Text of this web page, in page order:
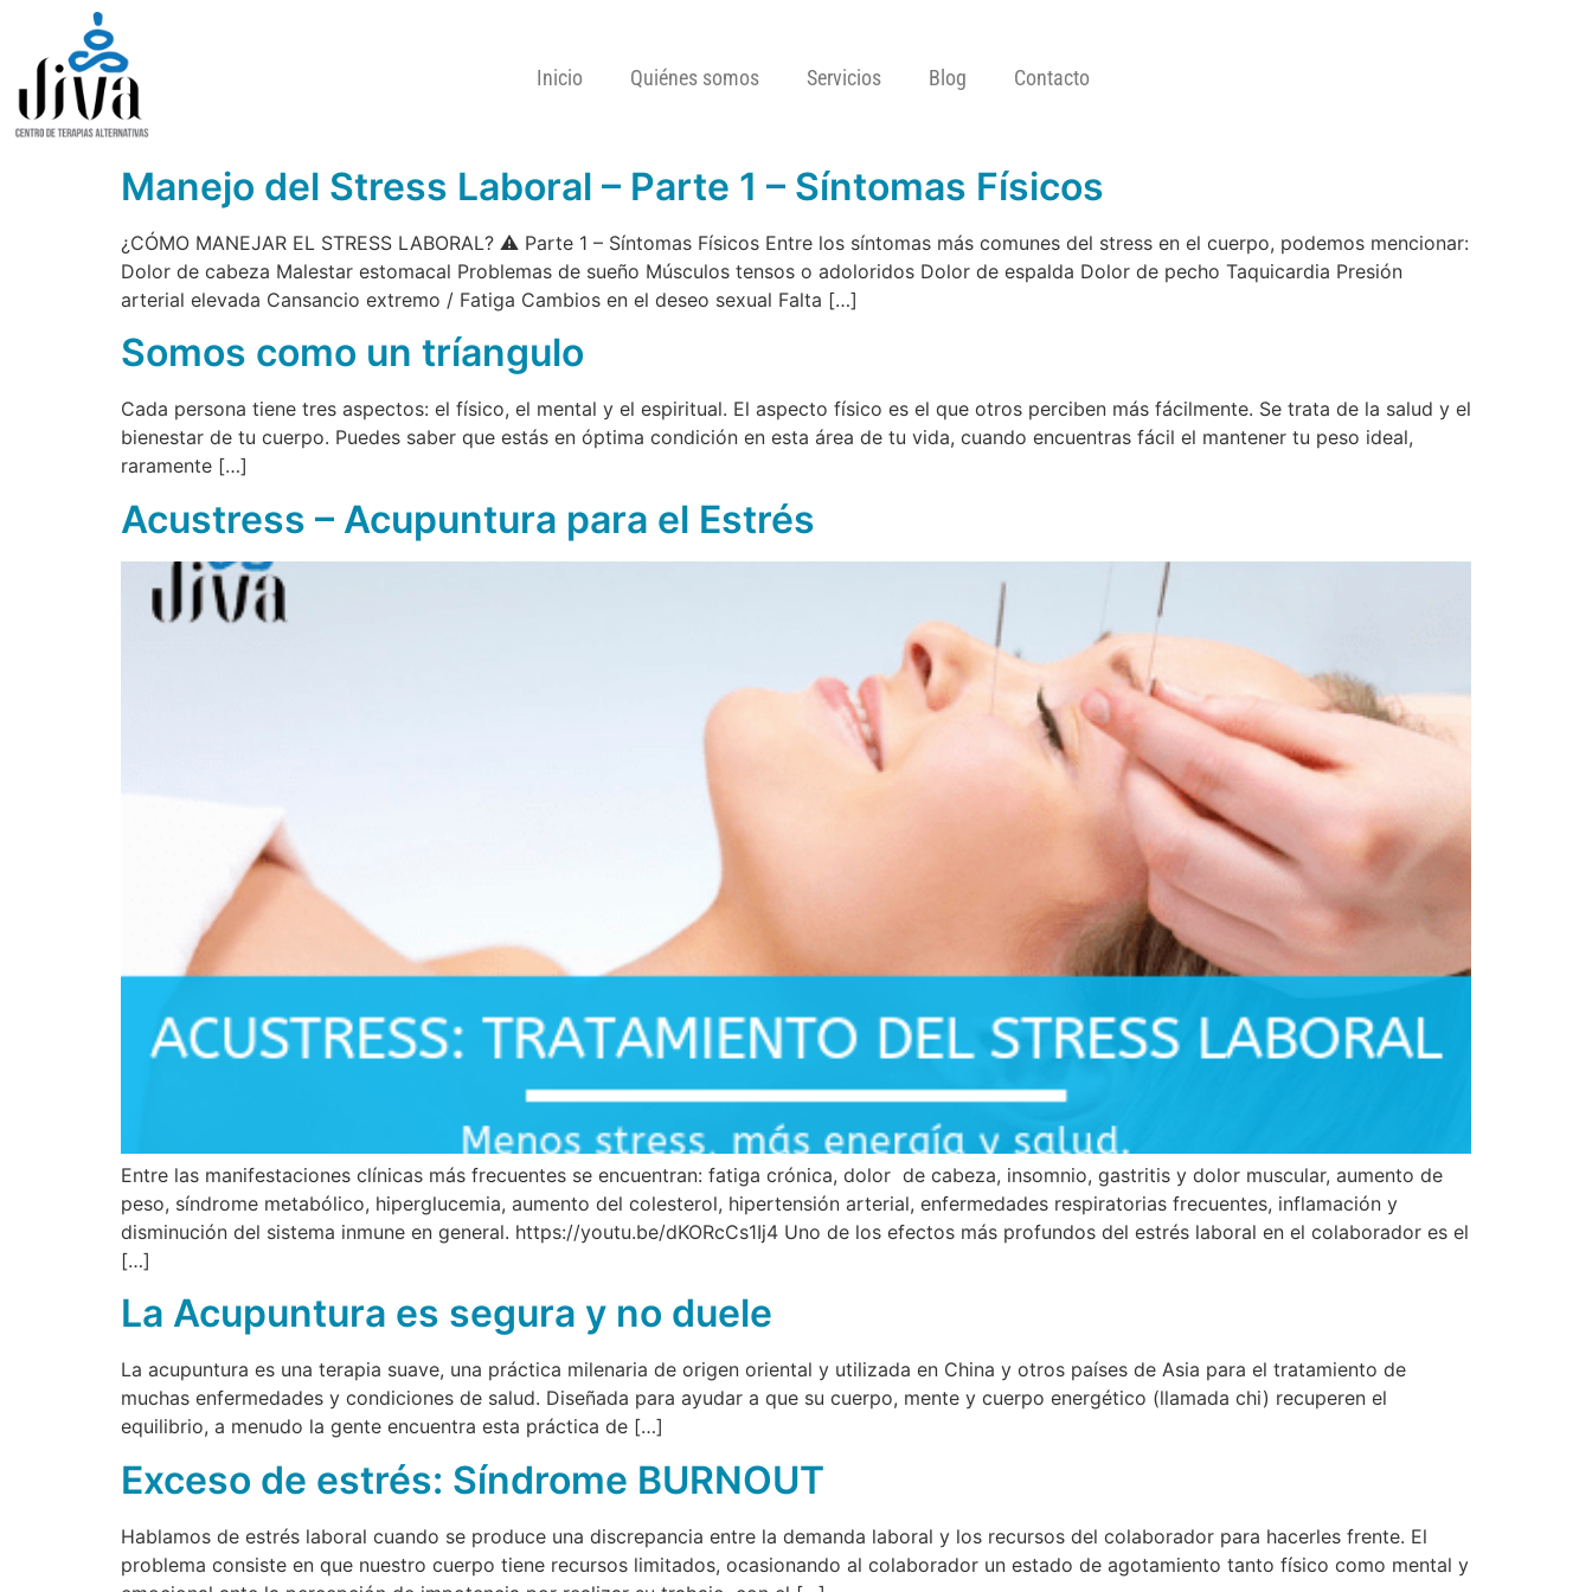
Inicio Quiénes somos Servicios Blog Contacto
Manejo del Stress Laboral – Parte 1 – Síntomas Físicos
¿CÓMO MANEJAR EL STRESS LABORAL? ⚠ Parte 1 – Síntomas Físicos Entre los síntomas más comunes del stress en el cuerpo, podemos mencionar:
Dolor de cabeza Malestar estomacal Problemas de sueño Músculos tensos o adoloridos Dolor de espalda Dolor de pecho Taquicardia Presión
arterial elevada Cansancio extremo / Fatiga Cambios en el deseo sexual Falta […]
Somos como un tríangulo
Cada persona tiene tres aspectos: el físico, el mental y el espiritual. El aspecto físico es el que otros perciben más fácilmente. Se trata de la salud y el
bienestar de tu cuerpo. Puedes saber que estás en óptima condición en esta área de tu vida, cuando encuentras fácil el mantener tu peso ideal,
raramente […]
Acustress – Acupuntura para el Estrés
Entre las manifestaciones clínicas más frecuentes se encuentran: fatiga crónica, dolor de cabeza, insomnio, gastritis y dolor muscular, aumento de
peso, síndrome metabólico, hiperglucemia, aumento del colesterol, hipertensión arterial, enfermedades respiratorias frecuentes, inflamación y
disminución del sistema inmune en general. https://youtu.be/dKORcCs1Ij4 Uno de los efectos más profundos del estrés laboral en el colaborador es el
[…]
La Acupuntura es segura y no duele
La acupuntura es una terapia suave, una práctica milenaria de origen oriental y utilizada en China y otros países de Asia para el tratamiento de
muchas enfermedades y condiciones de salud. Diseñada para ayudar a que su cuerpo, mente y cuerpo energético (llamada chi) recuperen el
equilibrio, a menudo la gente encuentra esta práctica de […]
Exceso de estrés: Síndrome BURNOUT
Hablamos de estrés laboral cuando se produce una discrepancia entre la demanda laboral y los recursos del colaborador para hacerles frente. El
problema consiste en que nuestro cuerpo tiene recursos limitados, ocasionando al colaborador un estado de agotamiento tanto físico como mental y